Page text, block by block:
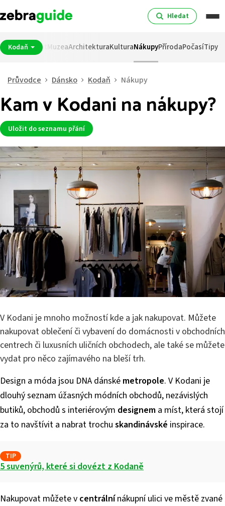
Hledat
Kodaň
Noční život MuzeaArchitekturaKulturaNákupyPřírodaPočasíTipy
Průvodce Dánsko Kodaň Nákupy
Kam v Kodani na nákupy?
Uložit do seznamu přání
V Kodani je mnoho možností kde a jak nakupovat. Můžete
nakupovat oblečení či vybavení do domácnosti v obchodních
centrech či luxusních uličních obchodech, ale také se můžete
vydat pro něco zajímavého na bleší trh.
Design a móda jsou DNA dánské metropole. V Kodani je
dlouhý seznam úžasných módních obchodů, nezávislých
butiků, obchodů s interiérovým designem a míst, která stojí
za to navštívit a nabrat trochu skandinávské inspirace.
TIP
5 suvenýrů, které si dovézt z Kodaně
Nakupovat můžete v centrálnínákupní ulici ve městě zvané